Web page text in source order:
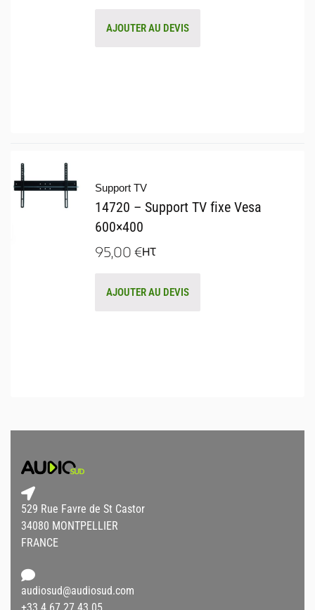
AJOUTER AU DEVIS
Support TV
14720 – Support TV fixe Vesa
600×400
95,00€HT
AJOUTER AU DEVIS
529 Rue Favre de St Castor
34080 MONTPELLIER
FRANCE
audiosud@audiosud.com